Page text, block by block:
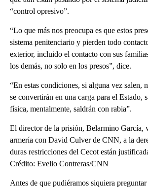
“control opresivo”.
“Lo que más nos preocupa es que estos
sistema penitenciario y pierden todo
exterior, incluido el contacto con sus
los demás, no solo en los presos”, dice.
“En estas condiciones, si alguna vez salen,
se convertirán en una carga para el Estado,
física, mentalmente, saldrán con rabia”.
El director de la prisión, Belarmino García,
armería con David Culver de CNN, a la
duras restricciones del Cecot están
Crédito: Evelio Contreras/CNN
Antes de que pudiéramos siquiera preguntar